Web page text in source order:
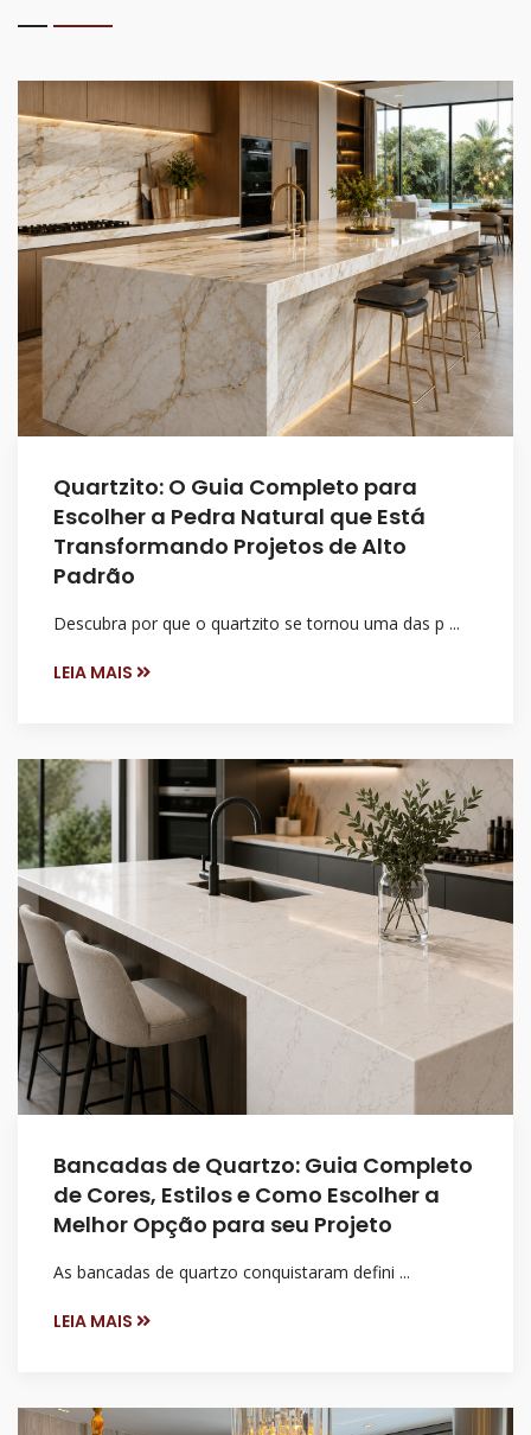
Quartzito: O Guia Completo para
Escolher a Pedra Natural que Está
Transformando Projetos de Alto
Padrão
Descubra por que o quartzito se tornou uma das p ...
LEIA MAIS
Bancadas de Quartzo: Guia Completo
de Cores, Estilos e Como Escolher a
Melhor Opção para seu Projeto
As bancadas de quartzo conquistaram defini ...
LEIA MAIS